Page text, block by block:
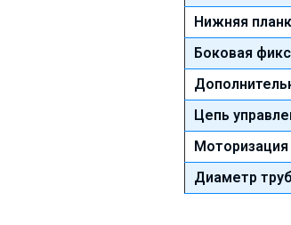
Нижняя
Боковая
Цепь
Моторизация
Диаметр